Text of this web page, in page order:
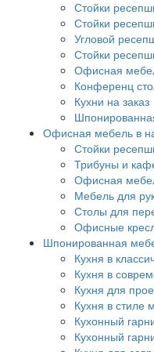
Стойки
Стойки
Угловой
Стойки
Офисная
Конференц
Кухни на заказ
Офисная мебель в
Стойки
Трибуны и
Офисная
Мебель для
Столы для
Офисные
Шпонированная
Кухня в
Кухня в
Кухня для
Кухня в стиле
Кухонный
Кухонный